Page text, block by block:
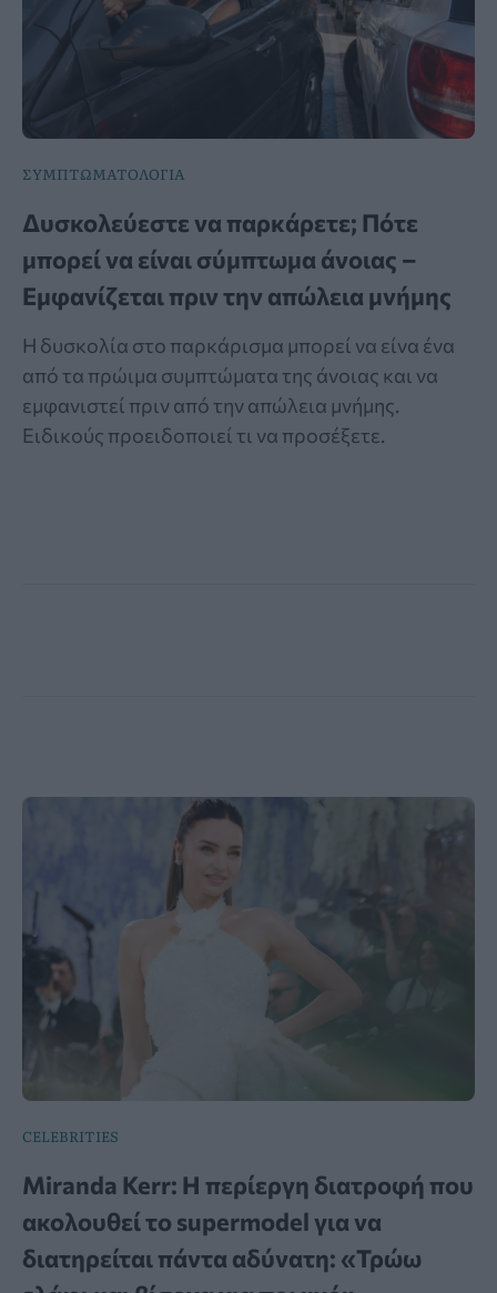
ΣΥΜΠΤΩΜΑΤΟΛΟΓΙΑ
Δυσκολεύεστε να παρκάρετε; Πότε
μπορεί να είναι σύμπτωμα άνοιας –
Εμφανίζεται πριν την απώλεια μνήμης
Η δυσκολία στο παρκάρισμα μπορεί να είνα ένα
από τα πρώιμα συμπτώματα της άνοιας και να
εμφανιστεί πριν από την απώλεια μνήμης.
Ειδικούς προειδοποιεί τι να προσέξετε.
CELEBRITIES
Miranda Kerr: Η περίεργη διατροφή που
ακολουθεί το supermodel για να
διατηρείται πάντα αδύνατη: «Τρώω